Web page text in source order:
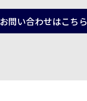
お問い合わせはこちら